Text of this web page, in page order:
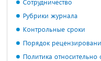
Рубрики журнала
Контрольные сроки
Порядок
Политика относительно